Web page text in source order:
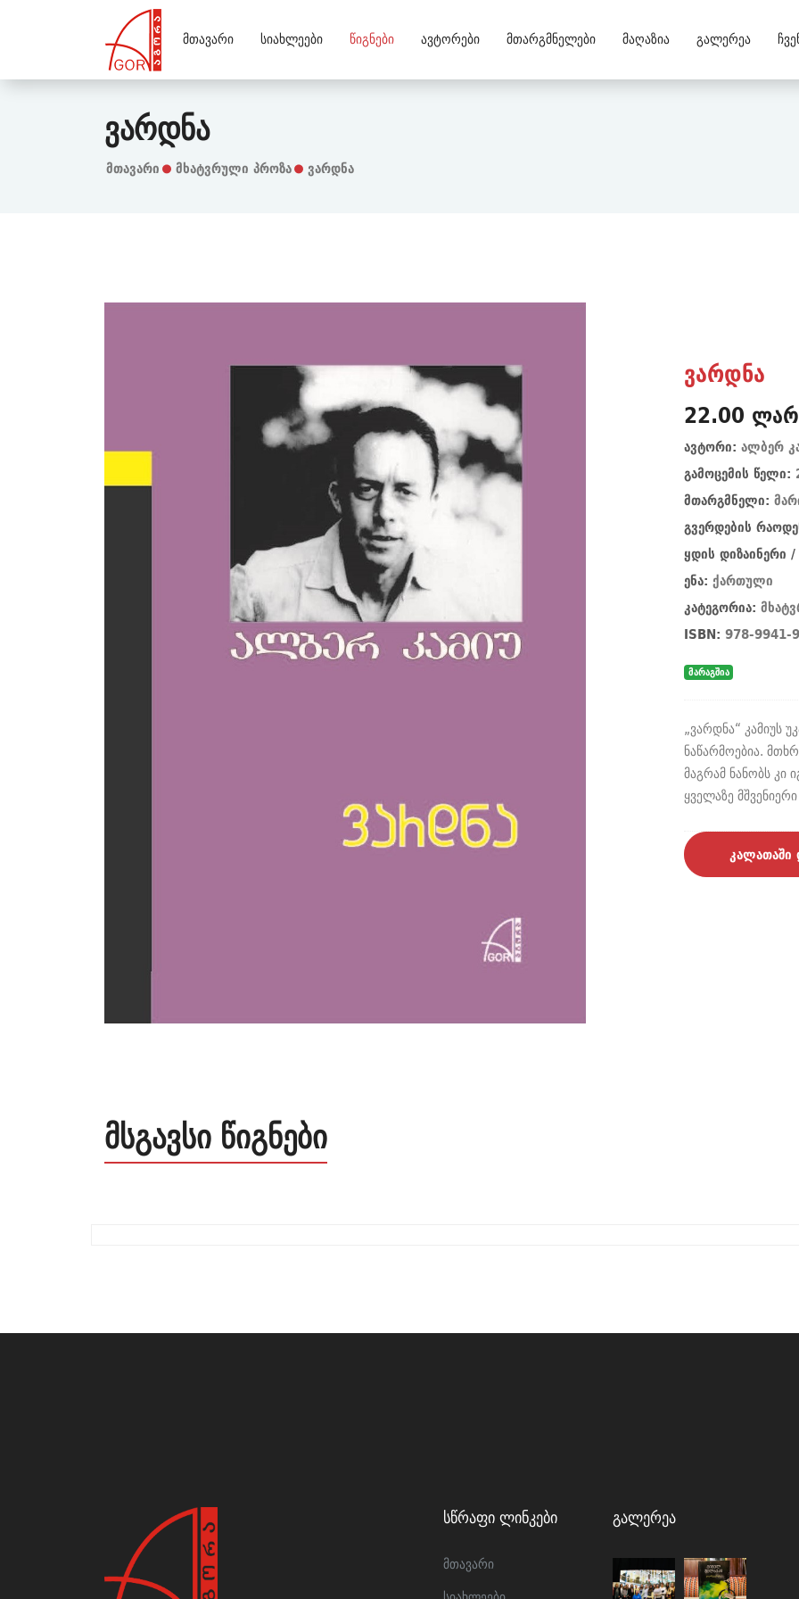
Მთავარი Სიახლეები Წიგნები Ავტორები Მთარგმნელები Მაღაზია Გალერეა
Ვარდნა
Მთავარი Მხატვრული Პროზა ვარდნა
ვარდნა
22.00
ავტორი: ალბერ
გამოცემის წელი:
მთარგმნელი:
გვერდების
ყდის დიზაინერი
ენა: ქართული
კატეგორია:
ISBN: 978-9941-
მარაგშია
„ვარდნა“ კამიუს
ნაწარმოებია.
მაგრამ ნანობს კი
ყველაზე
კალათაში
მსგავსი წიგნები
Სწრაფი Ლინკები
მთავარი
Გალერეა